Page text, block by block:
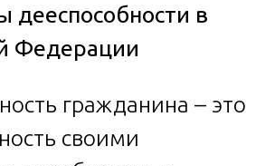
дееспособности в
Федерации
гражданина – это
своими